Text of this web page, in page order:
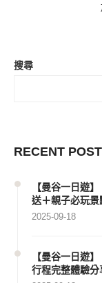
搜尋
RECENT
【曼谷一日遊
送＋親子必玩景
2025-09-18
【曼谷一日遊
行程完整體驗分